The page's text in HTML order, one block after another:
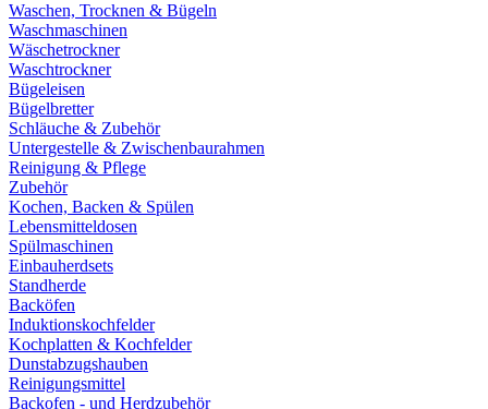
Waschen, Trocknen & Bügeln
Waschmaschinen
Wäschetrockner
Waschtrockner
Bügeleisen
Bügelbretter
Schläuche & Zubehör
Untergestelle & Zwischenbaurahmen
Reinigung & Pflege
Zubehör
Kochen, Backen & Spülen
Lebensmitteldosen
Spülmaschinen
Einbauherdsets
Standherde
Backöfen
Induktionskochfelder
Kochplatten & Kochfelder
Dunstabzugshauben
Reinigungsmittel
Backofen - und Herdzubehör